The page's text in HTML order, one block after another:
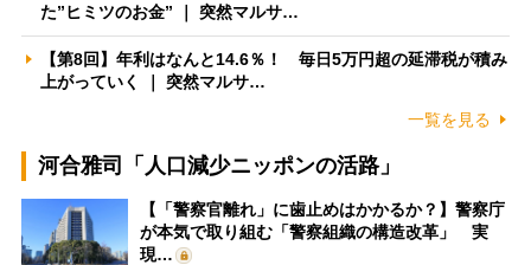
た”ヒミツのお金” ｜ 突然マルサ…
【第8回】年利はなんと14.6％！ 毎日5万円超の延滞税が積み
上がっていく ｜ 突然マルサ…
一覧を見る
河合雅司「人口減少ニッポンの活路」
【「警察官離れ」に歯止めはかかるか？】警察庁
が本気で取り組む「警察組織の構造改革」 実
現…